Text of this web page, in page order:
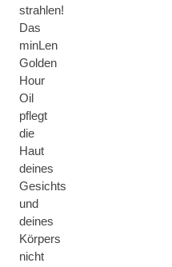
strahlen!
Das
minLen
Golden
Hour
Oil
pflegt
die
Haut
deines
Gesichts
und
deines
Körpers
nicht